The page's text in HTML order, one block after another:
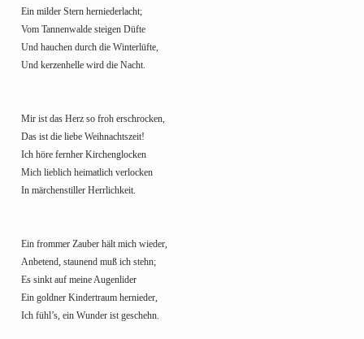
Ein milder Stern herniederlacht;
Vom Tannenwalde steigen Düfte
Und hauchen durch die Winterlüfte,
Und kerzenhelle wird die Nacht.
Mir ist das Herz so froh erschrocken,
Das ist die liebe Weihnachtszeit!
Ich höre fernher Kirchenglocken
Mich lieblich heimatlich verlocken
In märchenstiller Herrlichkeit.
Ein frommer Zauber hält mich wieder,
Anbetend, staunend muß ich stehn;
Es sinkt auf meine Augenlider
Ein goldner Kindertraum hernieder,
Ich fühl’s, ein Wunder ist geschehn.